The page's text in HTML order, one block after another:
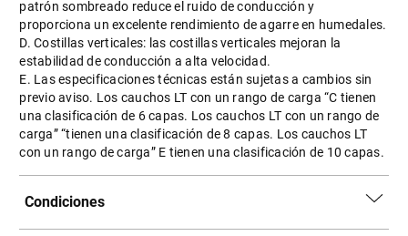
patrón sombreado reduce el ruido de conducción y
proporciona un excelente rendimiento de agarre en humedales.
D. Costillas verticales: las costillas verticales mejoran la
estabilidad de conducción a alta velocidad.
E. Las especificaciones técnicas están sujetas a cambios sin
previo aviso. Los cauchos LT con un rango de carga “C tienen
una clasificación de 6 capas. Los cauchos LT con un rango de
carga” “tienen una clasificación de 8 capas. Los cauchos LT
con un rango de carga” E tienen una clasificación de 10 capas.
Condiciones